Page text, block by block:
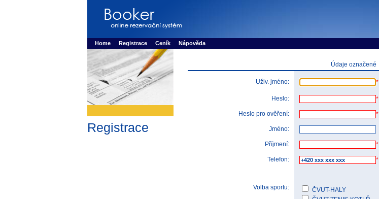
Rezervujse - Port�l pro online rezervace sportu
Home Registrace Ceník Nápověda
Registrace
Údaje označené
Uživ. jméno: *
Heslo: *
Heslo pro ověření: *
Jméno:
Příjmení: *
Telefon: *
Volba sportu:
ČVUT-HALY